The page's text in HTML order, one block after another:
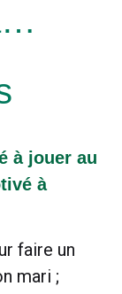
à jouer au
à
faire un
mari ;